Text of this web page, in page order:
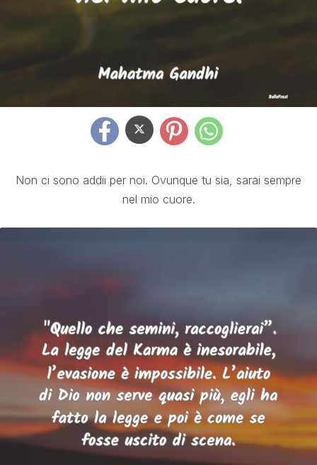
Non ci sono addii per noi. Ovunque tu sia, sarai sempre
nel mio cuore.